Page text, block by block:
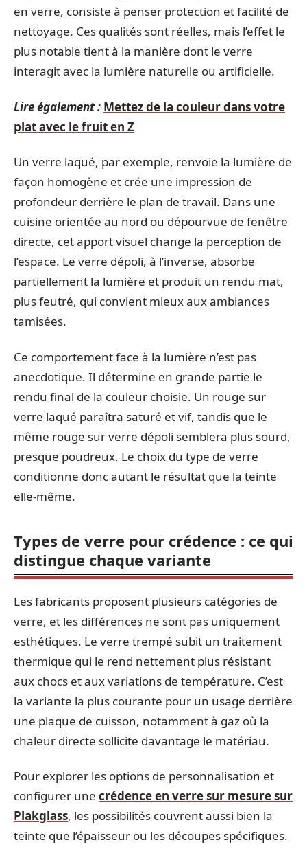
en verre, consiste à penser protection et facilité de
nettoyage. Ces qualités sont réelles, mais l’effet le
plus notable tient à la manière dont le verre
interagit avec la lumière naturelle ou artificielle.
Lire également : Mettez de la couleur dans votre
plat avec le fruit en Z
Un verre laqué, par exemple, renvoie la lumière de
façon homogène et crée une impression de
profondeur derrière le plan de travail. Dans une
cuisine orientée au nord ou dépourvue de fenêtre
directe, cet apport visuel change la perception de
l’espace. Le verre dépoli, à l’inverse, absorbe
partiellement la lumière et produit un rendu mat,
plus feutré, qui convient mieux aux ambiances
tamisées.
Ce comportement face à la lumière n’est pas
anecdotique. Il détermine en grande partie le
rendu final de la couleur choisie. Un rouge sur
verre laqué paraîtra saturé et vif, tandis que le
même rouge sur verre dépoli semblera plus sourd,
presque poudreux. Le choix du type de verre
conditionne donc autant le résultat que la teinte
elle-même.
Types de verre pour crédence : ce qui
distingue chaque variante
Les fabricants proposent plusieurs catégories de
verre, et les différences ne sont pas uniquement
esthétiques. Le verre trempé subit un traitement
thermique qui le rend nettement plus résistant
aux chocs et aux variations de température. C’est
la variante la plus courante pour un usage derrière
une plaque de cuisson, notamment à gaz où la
chaleur directe sollicite davantage le matériau.
Pour explorer les options de personnalisation et
configurer une crédence en verre sur mesure sur
Plakglass, les possibilités couvrent aussi bien la
teinte que l’épaisseur ou les découpes spécifiques.